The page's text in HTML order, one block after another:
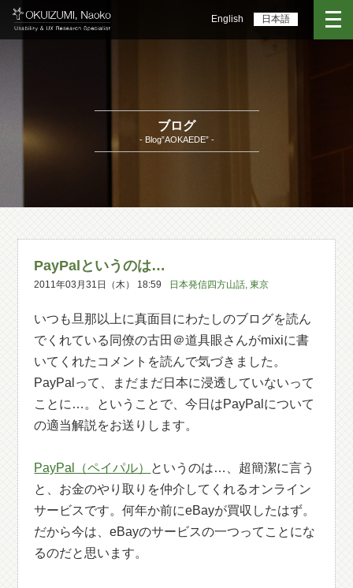
English 日本語
ブログ
- Blog”AOKAEDE” -
PayPalというのは…
2011年03月31日（木） 18:59 日本発信四方山話,東京
いつも旦那以上に真面目にわたしのブログを読ん
でくれている同僚の古田＠道具眼さんがmixiに書
いてくれたコメントを読んで気づきました。
PayPalって、まだまだ日本に浸透していないって
ことに…。ということで、今日はPayPalについて
の適当解説をお送りします。
PayPal（ペイパル） というのは…、超簡潔に言う
と、お金のやり取りを仲介してくれるオンライン
サービスです。何年か前にeBayが買収したはず。
だから今は、eBayのサービスの一つってことにな
るのだと思います。